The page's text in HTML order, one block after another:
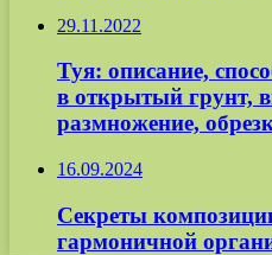
29.11.2022
Туя: описание,
в открытый грунт,
размножение,
16.09.2024
Секреты
гармоничной